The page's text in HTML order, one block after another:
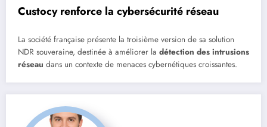
Custocy renforce la cybersécurité réseau
La société française présente la troisième version de sa solution
NDR souveraine, destinée à améliorer la détection des intrusions
réseau dans un contexte de menaces cybernétiques croissantes.